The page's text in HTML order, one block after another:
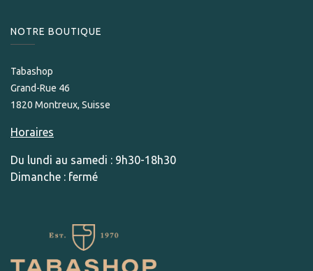
NOTRE BOUTIQUE
Tabashop
Grand-Rue 46
1820 Montreux, Suisse
Horaires
Du lundi au samedi : 9h30-18h30
Dimanche : fermé